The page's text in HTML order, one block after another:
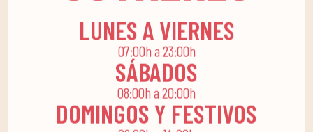
LUNES A VIERNES
07:00h a 23:00h
SÁBADOS
08:00h a 20:00h
DOMINGOS Y FESTIVOS
09:00h a 14:00h